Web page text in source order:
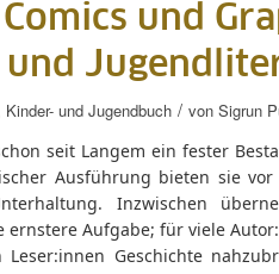
und
und
Kinder- und Jugendbuch / von Sigrun
seit Langem ein fester
Ausführung bieten sie vor
Inzwischen
ernstere Aufgabe; für viele
Geschichte